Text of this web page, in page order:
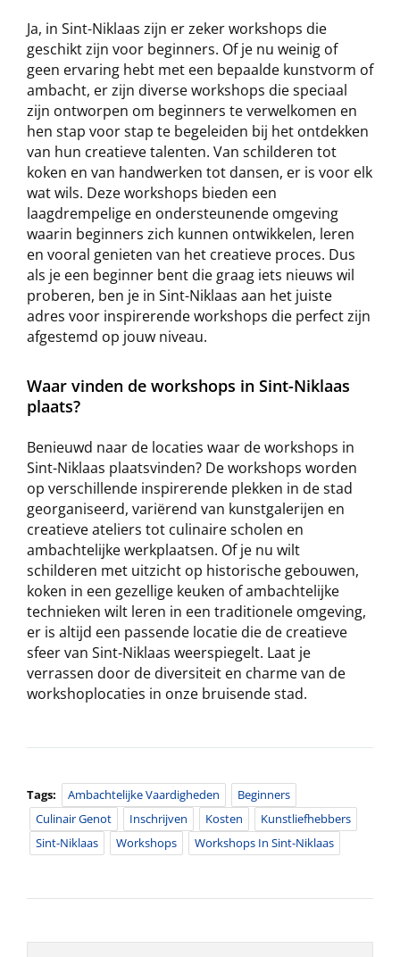
Ja, in Sint-Niklaas zijn er zeker workshops die
geschikt zijn voor beginners. Of je nu weinig of
geen ervaring hebt met een bepaalde kunstvorm of
ambacht, er zijn diverse workshops die speciaal
zijn ontworpen om beginners te verwelkomen en
hen stap voor stap te begeleiden bij het ontdekken
van hun creatieve talenten. Van schilderen tot
koken en van handwerken tot dansen, er is voor elk
wat wils. Deze workshops bieden een
laagdrempelige en ondersteunende omgeving
waarin beginners zich kunnen ontwikkelen, leren
en vooral genieten van het creatieve proces. Dus
als je een beginner bent die graag iets nieuws wil
proberen, ben je in Sint-Niklaas aan het juiste
adres voor inspirerende workshops die perfect zijn
afgestemd op jouw niveau.
Waar vinden de workshops in Sint-Niklaas
plaats?
Benieuwd naar de locaties waar de workshops in
Sint-Niklaas plaatsvinden? De workshops worden
op verschillende inspirerende plekken in de stad
georganiseerd, variërend van kunstgalerijen en
creatieve ateliers tot culinaire scholen en
ambachtelijke werkplaatsen. Of je nu wilt
schilderen met uitzicht op historische gebouwen,
koken in een gezellige keuken of ambachtelijke
technieken wilt leren in een traditionele omgeving,
er is altijd een passende locatie die de creatieve
sfeer van Sint-Niklaas weerspiegelt. Laat je
verrassen door de diversiteit en charme van de
workshoplocaties in onze bruisende stad.
Tags: Ambachtelijke Vaardigheden
Beginners
Culinair Genot
Inschrijven Kosten
Kunstliefhebbers
Sint-Niklaas
Workshops Workshops In Sint-Niklaas